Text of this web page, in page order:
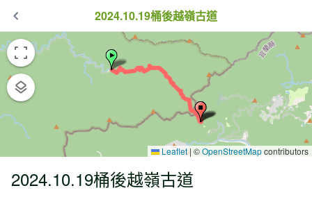
2024.10.19桶後越嶺古道
Leaflet | ©OpenStreetMapcontributors
2024.10.19桶後越嶺古道